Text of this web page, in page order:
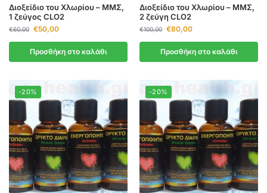
Διοξείδιο του Χλωρίου – ΜΜΣ,
1 ζεύγος CLO2
€60,00 €50,00
Προσθήκη στο καλάθι
Διοξείδιο του Χλωρίου – ΜΜΣ,
2 ζεύγη CLO2
€100,00 €80,00
Προσθήκη στο καλάθι
-20% -20%